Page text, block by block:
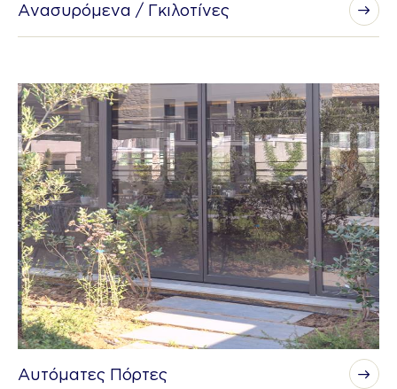
Ανασυρόμενα / Γκιλοτίνες
Αυτόματες Πόρτες